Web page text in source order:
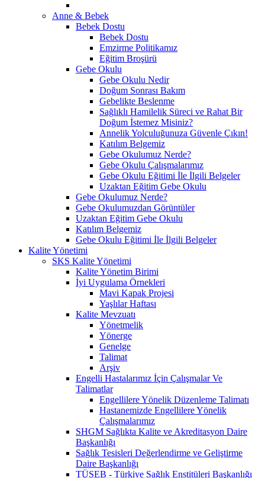
Anne & Bebek
Bebek Dostu
Bebek Dostu
Emzirme Politikamız
Eğitim Broşürü
Gebe Okulu
Gebe Okulu Nedir
Doğum Sonrası Bakım
Gebelikte Beslenme
Sağlıklı Hamilelik Süreci ve Rahat Bir
Doğum İstemez Misiniz?
Annelik Yolculuğunuza Güvenle Çıkın!
Katılım Belgemiz
Gebe Okulumuz Nerde?
Gebe Okulu Çalışmalarımız
Gebe Okulu Eğitimi İle İlgili Belgeler
Uzaktan Eğitim Gebe Okulu
Gebe Okulumuz Nerde?
Gebe Okulumuzdan Görüntüler
Uzaktan Eğitim Gebe Okulu
Katılım Belgemiz
Gebe Okulu Eğitimi İle İlgili Belgeler
Kalite Yönetimi
SKS Kalite Yönetimi
Kalite Yönetim Birimi
İyi Uygulama Örnekleri
Mavi Kapak Projesi
Yaşlılar Haftası
Kalite Mevzuatı
Yönetmelik
Yönerge
Genelge
Talimat
Arşiv
Engelli Hastalarımız İçin Çalışmalar Ve
Talimatlar
Engellilere Yönelik Düzenleme Talimatı
Hastanemizde Engellilere Yönelik
Çalışmalarımız
SHGM Sağlıkta Kalite ve Akreditasyon Daire
Başkanlığı
Sağlık Tesisleri Değerlendirme ve Geliştirme
Daire Başkanlığı
TÜSEB - Türkiye Sağlık Enstitüleri Başkanlığı